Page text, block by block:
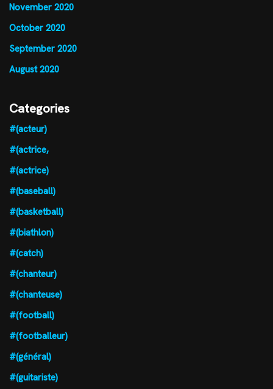
November 2020
October 2020
September 2020
August 2020
Categories
#(acteur)
#(actrice,
#(actrice)
#(baseball)
#(basketball)
#(biathlon)
#(catch)
#(chanteur)
#(chanteuse)
#(football)
#(footballeur)
#(général)
#(guitariste)